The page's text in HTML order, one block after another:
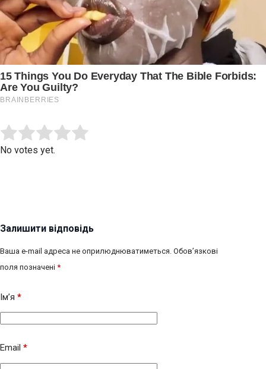
Rate this item:
No votes yet.
Залишити відповідь
Ваша e-mail адреса не оприлюднюватиметься. Обов’язкові
поля позначені *
Ім’я *
Email *